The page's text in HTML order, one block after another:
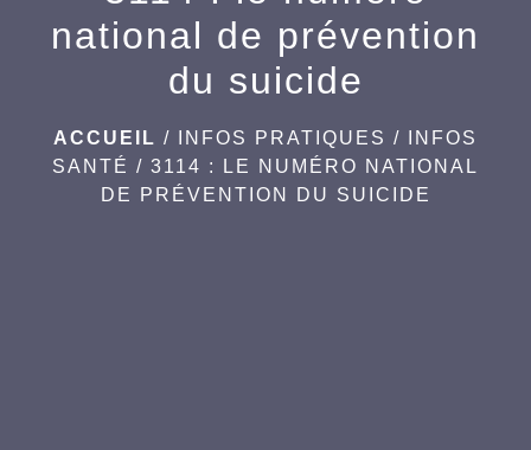
national de prévention
du suicide
ACCUEIL / INFOS PRATIQUES /
INFOS
SANTÉ / 3114 : LE NUMÉRO NATIONAL
DE PRÉVENTION DU SUICIDE